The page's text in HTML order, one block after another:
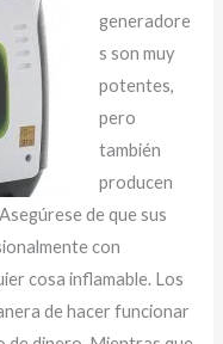
generadore
s son muy
potentes,
pero
también
producen
de que sus
con
cosa inflamable. Los
de hacer funcionar